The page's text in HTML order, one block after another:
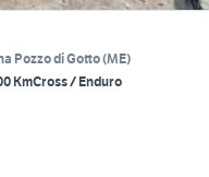
Pozzo di Gotto(ME)
KmCross / Enduro